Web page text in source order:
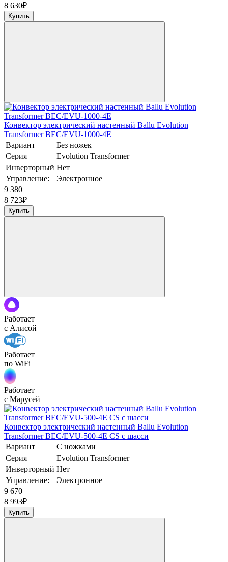
8 630₽
Купить
Конвектор электрический настенный Ballu Evolution
Transformer BEC/EVU-1000-4E
Вариант
Без ножек
Серия
Evolution Transformer
Инверторный Нет
Управление:
Электронное
9 380
8 723₽
Купить
Работает
с Алисой
Работает
по WiFi
Работает
с Марусей
Конвектор электрический настенный Ballu Evolution
Transformer BEC/EVU-500-4E CS с шасси
Вариант
С ножками
Серия
Evolution Transformer
Инверторный Нет
Управление:
Электронное
9 670
8 993₽
Купить